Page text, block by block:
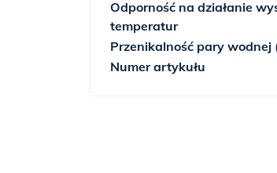
Odporność na działanie
temperatur
Przenikalność pary wodnej
Numer artykułu